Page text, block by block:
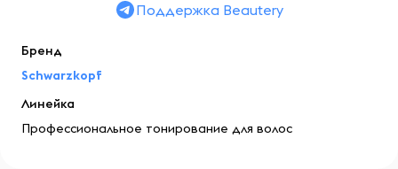
Поддержка Beautery
Бренд
Schwarzkopf
Линейка
Профессиональное тонирование для волос